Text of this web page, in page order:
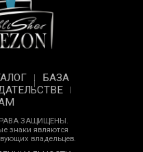
БАЗА
ПРАВА ЗАЩИЩЕНЫ.
знаки являются
владельцев.